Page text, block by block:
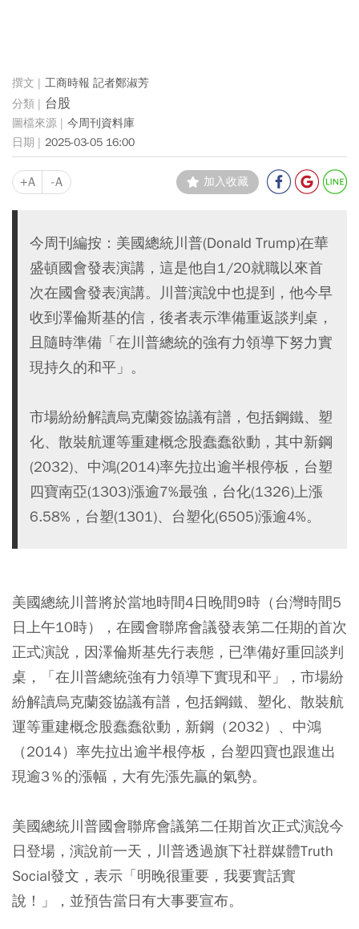
工商時報 記者鄭淑芳
台股
今周刊資料庫
2025-03-05 16:00
+A -A 加入收藏
今周刊編按：美國總統川普(Donald Trump)在華
盛頓國會發表演講，這是他自1/20就職以來首
次在國會發表演講。川普演說中也提到，他今早
收到澤倫斯基的信，後者表示準備重返談判桌，
且隨時準備「在川普總統的強有力領導下努力實
現持久的和平」。
市場紛紛解讀烏克蘭簽協議有譜，包括鋼鐵、塑
化、散裝航運等重建概念股蠢蠢欲動，其中新鋼
(2032)、中鴻(2014)率先拉出逾半根停板，台塑
四寶南亞(1303)漲逾7%最強，台化(1326)上漲
6.58%，台塑(1301)、台塑化(6505)漲逾4%。
美國總統川普將於當地時間4日晚間9時（台灣時間5
日上午10時），在國會聯席會議發表第二任期的首次
正式演說，因澤倫斯基先行表態，已準備好重回談判
桌，「在川普總統強有力領導下實現和平」，市場紛
紛解讀烏克蘭簽協議有譜，包括鋼鐵、塑化、散裝航
運等重建概念股蠢蠢欲動，新鋼（2032）、中鴻
（2014）率先拉出逾半根停板，台塑四寶也跟進出
現逾3％的漲幅，大有先漲先贏的氣勢。
美國總統川普國會聯席會議第二任期首次正式演說今
日登場，演說前一天，川普透過旗下社群媒體Truth
Social發文，表示「明晚很重要，我要實話實
說！」，並預告當日有大事要宣布。